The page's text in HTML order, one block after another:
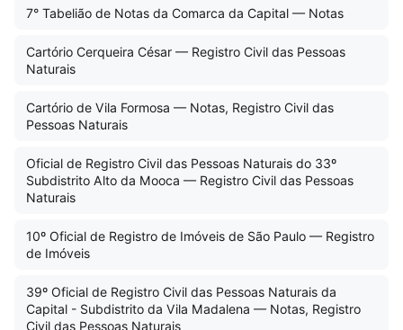
7° Tabelião de Notas da Comarca da Capital — Notas
Cartório Cerqueira César — Registro Civil das Pessoas
Naturais
Cartório de Vila Formosa — Notas, Registro Civil das
Pessoas Naturais
Oficial de Registro Civil das Pessoas Naturais do 33º
Subdistrito Alto da Mooca — Registro Civil das Pessoas
Naturais
10º Oficial de Registro de Imóveis de São Paulo — Registro
de Imóveis
39º Oficial de Registro Civil das Pessoas Naturais da
Capital - Subdistrito da Vila Madalena — Notas, Registro
Civil das Pessoas Naturais